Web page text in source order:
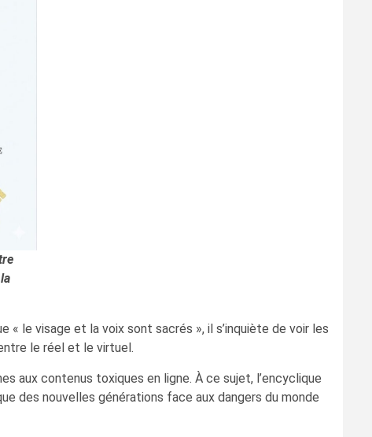
le visage et la voix sont sacrés », il s’inquiète de voir les
le réel et le virtuel.
aux contenus toxiques en ligne. À ce sujet, l’encyclique
des nouvelles générations face aux dangers du monde